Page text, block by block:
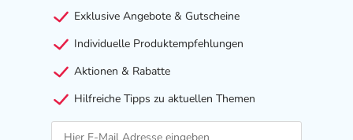
Exklusive Angebote & Gutscheine
Individuelle Produktempfehlungen
Aktionen & Rabatte
Hilfreiche Tipps zu aktuellen Themen